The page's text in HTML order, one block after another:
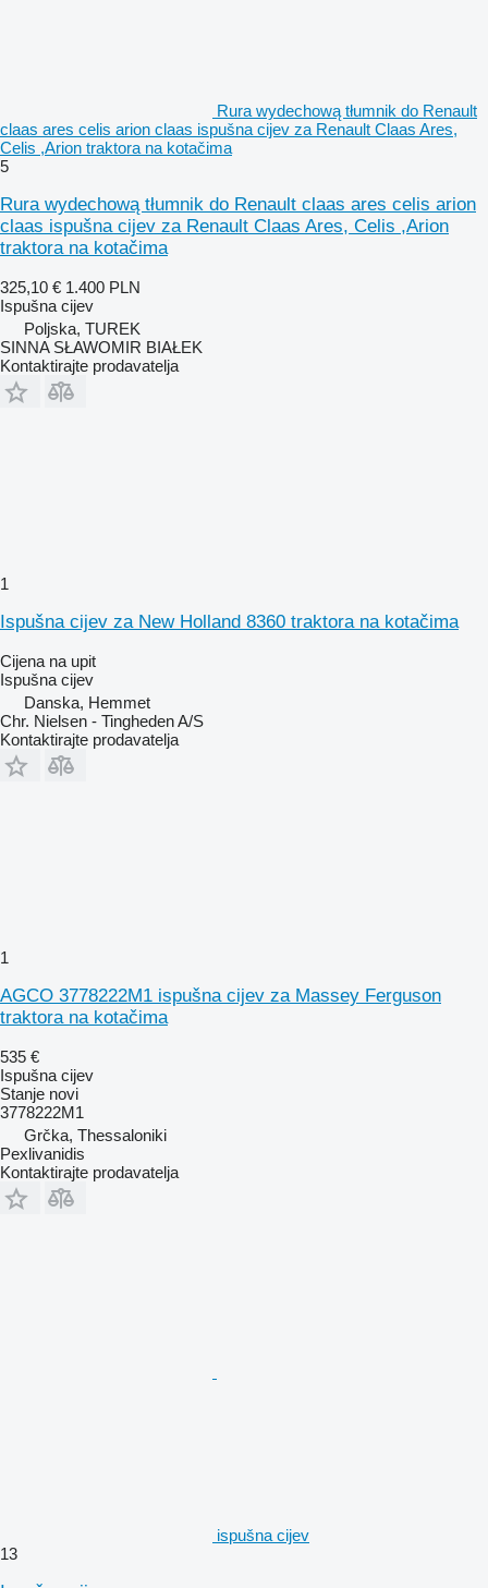
Rura wydechową tłumnik do Renault
claas ares celis arion claas ispušna cijev za Renault Claas Ares,
Celis ,Arion traktora na kotačima
5
Rura wydechową tłumnik do Renault claas ares celis arion
claas ispušna cijev za Renault Claas Ares, Celis ,Arion
traktora na kotačima
325,10 € 1.400 PLN
Ispušna cijev
Poljska, TUREK
SINNA SŁAWOMIR BIAŁEK
Kontaktirajte prodavatelja
1
Ispušna cijev za New Holland 8360 traktora na kotačima
Cijena na upit
Ispušna cijev
Danska, Hemmet
Chr. Nielsen - Tingheden A/S
Kontaktirajte prodavatelja
1
AGCO 3778222M1 ispušna cijev za Massey Ferguson
traktora na kotačima
535 €
Ispušna cijev
Stanje novi
3778222M1
Grčka, Thessaloniki
Pexlivanidis
Kontaktirajte prodavatelja
ispušna cijev
13